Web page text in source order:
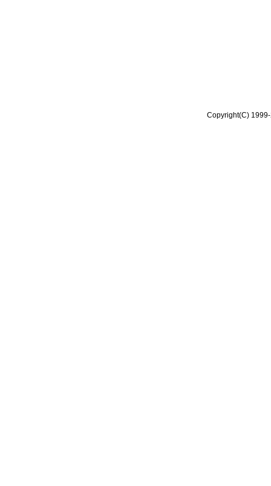
Copyright(C)